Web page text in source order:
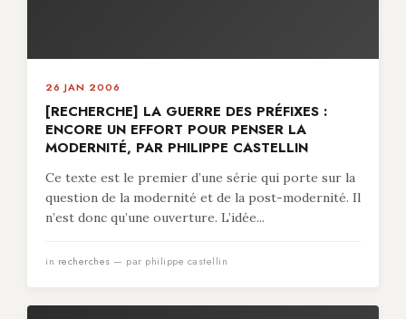
26 JAN 2006
[RECHERCHE] LA GUERRE DES PRÉFIXES :
ENCORE UN EFFORT POUR PENSER LA
MODERNITÉ, PAR PHILIPPE CASTELLIN
Ce texte est le premier d’une série qui porte sur la
question de la modernité et de la post-modernité. Il
n’est donc qu’une ouverture. L’idée...
in recherches — par philippe castellin